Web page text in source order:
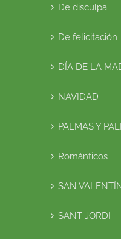
De disculpa
De felicitación
DÍA DE LA
NAVIDAD
PALMAS Y
Románticos
SAN
SANT JORDI